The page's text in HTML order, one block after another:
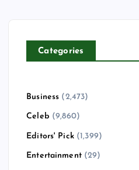
Categories
Business (2,473)
Celeb (9,860)
Editors' Pick(1,399)
Entertainment(29)